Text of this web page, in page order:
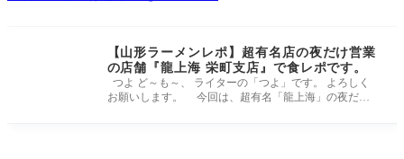
【山形ラーメンレポ】超有名店の夜だけ営業
の店舗『龍上海 栄町支店』で食レポです。
つよ ど～も～、 ライターの「つよ」です。 よろしく
お願いします。 今回は、超有名「龍上海」の夜だけ